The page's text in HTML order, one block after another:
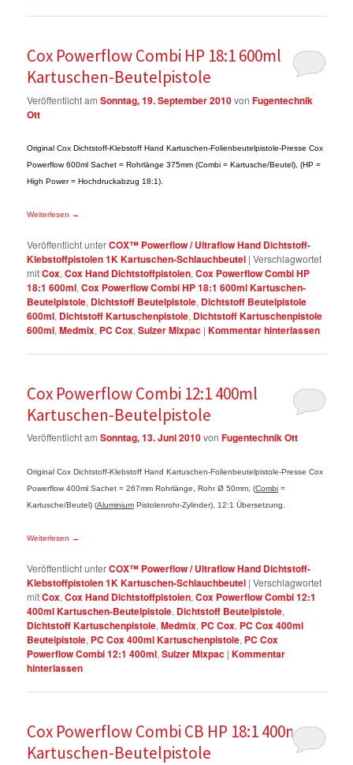
Cox Powerflow Combi HP 18:1 600ml
Kartuschen-Beutelpistole
Veröffentlicht amSonntag, 19. September 2010vonFugentechnik
Ott
Original Cox Dichtstoff-Klebstoff Hand Kartuschen-Folienbeutelpistole-Presse Cox
Powerflow 600ml Sachet = Rohrlänge 375mm (Combi = Kartusche/Beutel), (HP =
High Power = Hochdruckabzug 18:1).
Weiterlesen →
Veröffentlicht unterCOX™ Powerflow / Ultraflow Hand Dichtstoff-
Klebstoffpistolen 1K Kartuschen-Schlauchbeutel |Verschlagwortet
mitCox,Cox Hand Dichtstoffpistolen,Cox Powerflow Combi HP
18:1 600ml,Cox Powerflow Combi HP 18:1 600ml Kartuschen-
Beutelpistole, Dichtstoff Beutelpistole, Dichtstoff Beutelpistole
600ml, Dichtstoff Kartuschenpistole, Dichtstoff Kartuschenpistole
600ml,Medmix, PC Cox,Sulzer Mixpac |Kommentar hinterlassen
Cox Powerflow Combi 12:1 400ml
Kartuschen-Beutelpistole
Veröffentlicht amSonntag, 13. Juni 2010vonFugentechnik Ott
Original Cox Dichtstoff-Klebstoff Hand Kartuschen-Folienbeutelpistole-Presse Cox
Powerflow 400ml Sachet = 267mm Rohrlänge, Rohr Ø 50mm, (Combi =
Kartusche/Beutel) (Aluminium Pistolenrohr-Zylinder), 12:1 Übersetzung.
Weiterlesen →
Veröffentlicht unterCOX™ Powerflow / Ultraflow Hand Dichtstoff-
Klebstoffpistolen 1K Kartuschen-Schlauchbeutel |Verschlagwortet
mitCox,Cox Hand Dichtstoffpistolen,Cox Powerflow Combi 12:1
400ml Kartuschen-Beutelpistole, Dichtstoff Beutelpistole,
Dichtstoff Kartuschenpistole,Medmix, PC Cox, PC Cox 400ml
Beutelpistole, PC Cox 400ml Kartuschenpistole, PC Cox
Powerflow Combi 12:1 400ml,Sulzer Mixpac |Kommentar
hinterlassen
Cox Powerflow Combi CB HP 18:1 400ml
Kartuschen-Beutelpistole